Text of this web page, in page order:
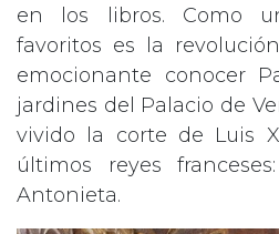
en los libros. Como
favoritos es la
emocionante conocer
jardines del Palacio de
vivido la corte de Luis
últimos reyes
Antonieta.